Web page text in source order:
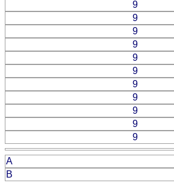
9
9
9
9
9
9
9
9
9
9
9
A
B